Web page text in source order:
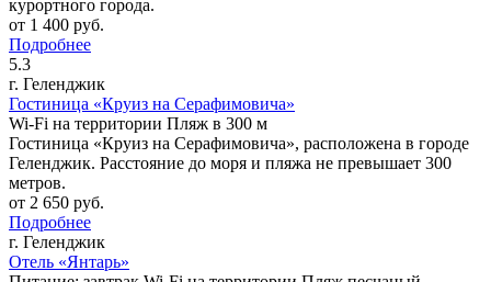
курортного города.
от 1 400 руб.
Подробнее
5.3
г. Геленджик
Гостиница «Круиз на Серафимовича»
Wi-Fi на территории Пляж в 300 м
Гостиница «Круиз на Серафимовича», расположена в городе
Геленджик. Расстояние до моря и пляжа не превышает 300
метров.
от 2 650 руб.
Подробнее
г. Геленджик
Отель «Янтарь»